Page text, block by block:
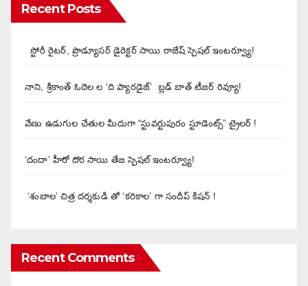
Recent Posts
స్టోరీ రైటర్, ప్రొడ్యూసర్ డైరెక్టర్ సాయి రాజేష్ స్పెషల్ ఇంటర్వ్యూ!
నాని, శ్రీకాంత్ ఓదెల ల ‘ది ప్యారడైజ్’ బ్లడ్ బాత్ టీజర్ రివ్యూ!
వేణు ఉడుగుల చేతుల మీదుగా “స్టువర్టుపురం స్టూడెంట్స్” ట్రైలర్ !
‘దందా’ హీరో దొర సాయి తేజ స్పెషల్ ఇంటర్వ్యూ!
‘శంబాల’ చిత్ర దర్శకుడి తో ‘కరికాల’ గా సందీప్ కిషన్ !
Recent Comments